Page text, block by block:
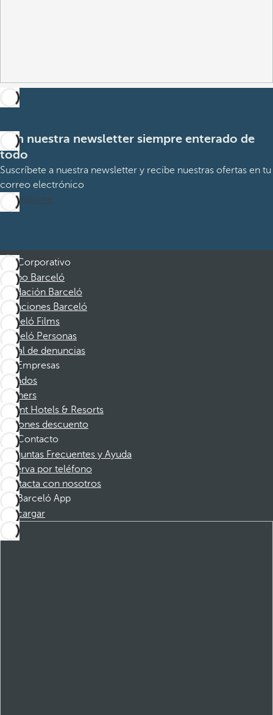
Con nuestra newsletter siempre enterado de
todo
Suscríbete a nuestra newsletter y recibe nuestras ofertas en tu
correo electrónico
Suscribirme
Corporativo
Grupo Barceló
Fundación Barceló
Vacaciones Barceló
Barceló Films
Barceló Personas
Canal de denuncias
Empresas
Afiliados
Partners
Dorint Hotels & Resorts
Cupones descuento
Contacto
Preguntas Frecuentes y Ayuda
Reserva por teléfono
Contacta con nosotros
Barceló App
Descargar